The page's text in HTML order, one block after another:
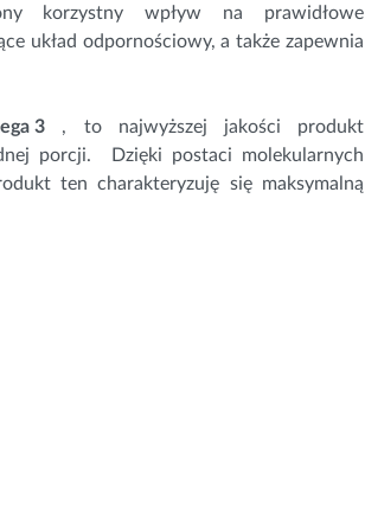
korzystny wpływ na prawidłowe
układ odpornościowy, a także zapewnia
3 , to najwyższej jakości produkt
porcji. Dzięki postaci molekularnych
ten charakteryzuję się maksymalną